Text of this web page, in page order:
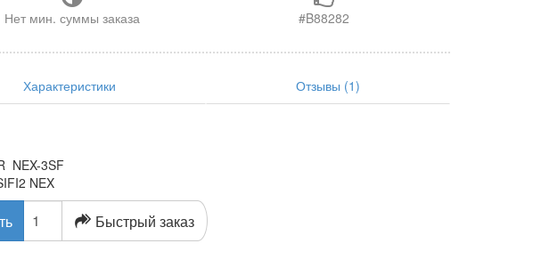
Нет мин. суммы заказа #B88282
Характеристики Отзывы (1)
NEX-3SF
NEX
Быстрый заказ